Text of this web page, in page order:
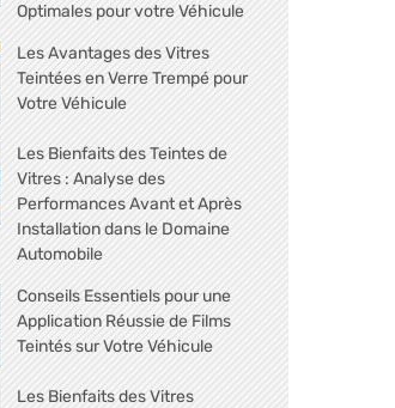
Optimales pour votre Véhicule
Les Avantages des Vitres
Teintées en Verre Trempé pour
Votre Véhicule
Les Bienfaits des Teintes de
Vitres : Analyse des
Performances Avant et Après
Installation dans le Domaine
Automobile
Conseils Essentiels pour une
Application Réussie de Films
Teintés sur Votre Véhicule
Les Bienfaits des Vitres